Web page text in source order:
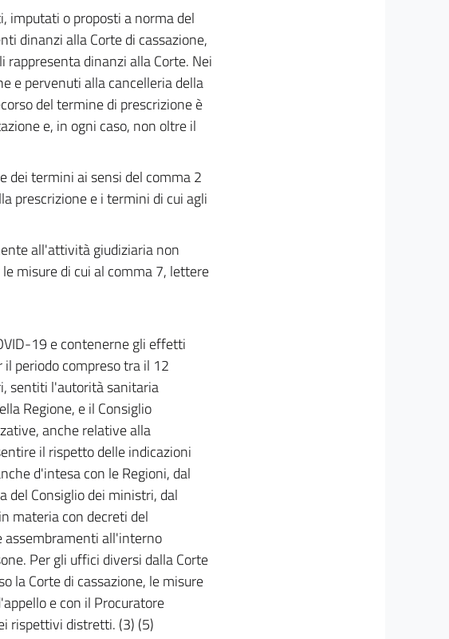
imputati o proposti a norma del
dinanzi alla Corte di cassazione,
rappresenta dinanzi alla Corte. Nei
e pervenuti alla cancelleria della
del termine di prescrizione è
e, in ogni caso, non oltre il
dei termini ai sensi del comma 2
prescrizione e i termini di cui agli
all'attività giudiziaria non
misure di cui al comma 7, lettere
19 e contenerne gli effetti
periodo compreso tra il 12
sentiti l'autorità sanitaria
Regione, e il Consiglio
anche relative alla
il rispetto delle indicazioni
d'intesa con le Regioni, dal
del Consiglio dei ministri, dal
materia con decreti del
assembramenti all'interno
Per gli uffici diversi dalla Corte
la Corte di cassazione, le misure
e con il Procuratore
rispettivi distretti. (3) (5)